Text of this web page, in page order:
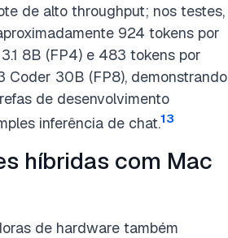
de alto throughput; nos testes,
924 tokens por
8B (FP4) e 483 tokens por
Coder 30B (FP8), demonstrando
de desenvolvimento
inferência de chat.13
híbridas com Mac
de hardware também